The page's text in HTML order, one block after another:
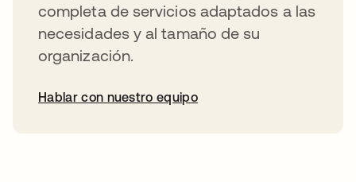
completa de servicios adaptados a las
necesidades y al tamaño de su
organización.
Hablar con nuestro equipo